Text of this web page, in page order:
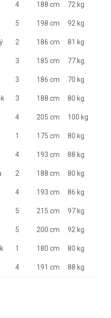
4 188 cm 72 kg
5 198 cm 92 kg
2 186 cm 81 kg
3 185 cm 77 kg
3 186 cm 70 kg
3 188 cm 80 kg
4 205 cm 100 kg
1 175 cm 80 kg
4 193 cm 88 kg
2 188 cm 80 kg
4 193 cm 86 kg
5 215 cm 97 kg
5 200 cm 92 kg
1 180 cm 80 kg
4 191 cm 88 kg